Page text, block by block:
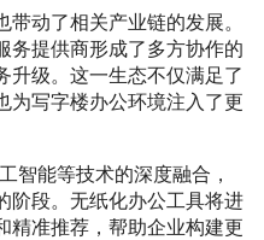
动了相关产业链的发展。
务提供商形成了多方协作的
升级。这一生态不仅满足了
为写字楼办公环境注入了更
智能等技术的深度融合，
阶段。无纸化办公工具将进
精准推荐，帮助企业构建更